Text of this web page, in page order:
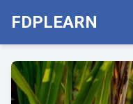
FDPLEARN